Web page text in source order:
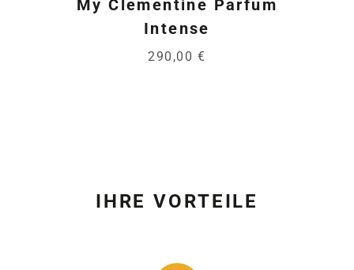
My Clementine Parfum
Intense
290,00 €
IHRE VORTEILE